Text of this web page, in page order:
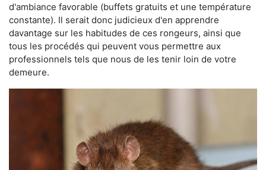
d'ambiance favorable (buffets gratuits et une température
constante). Il serait donc judicieux d'en apprendre
davantage sur les habitudes de ces rongeurs, ainsi que
tous les procédés qui peuvent vous permettre aux
professionnels tels que nous de les tenir loin de votre
demeure.